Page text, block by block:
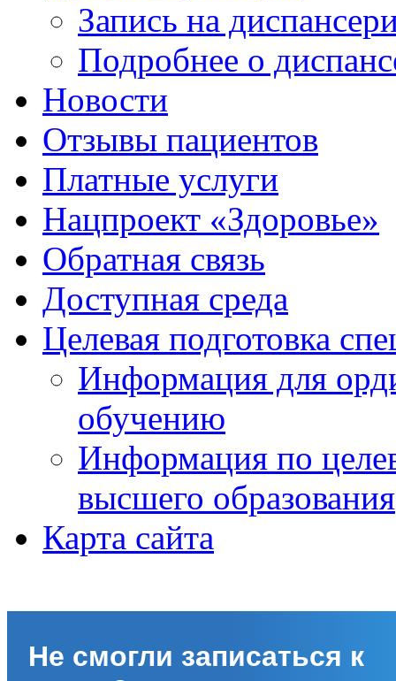
Запись на
Подробнее о
Новости
Отзывы пациентов
Платные услуги
Нацпроект «Здоровье»
Обратная связь
Доступная среда
Целевая подготовка
Информация для
обучению
Информация по
высшего образования
Карта сайта
Не смогли записаться к